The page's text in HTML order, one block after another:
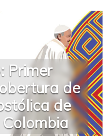
Primer
de
de